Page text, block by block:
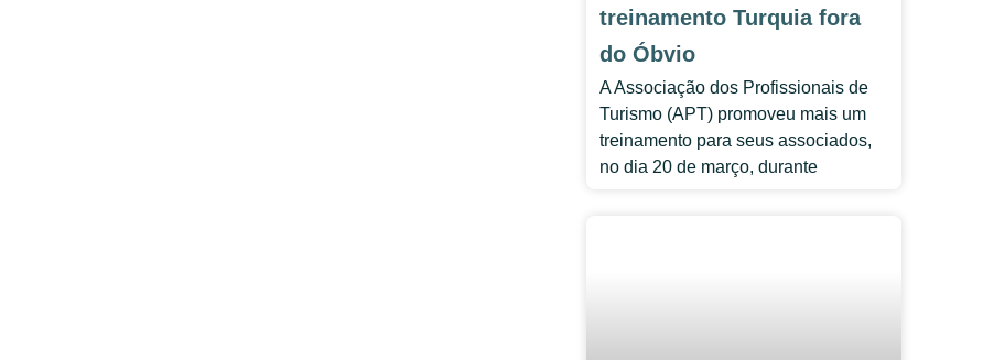
treinamento Turquia fora
do Óbvio
A Associação dos Profissionais de
Turismo (APT) promoveu mais um
treinamento para seus associados,
no dia 20 de março, durante